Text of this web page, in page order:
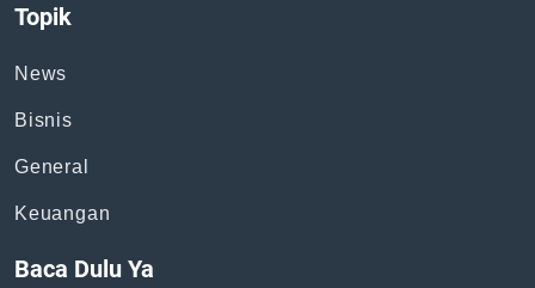
Topik
News
Bisnis
General
Keuangan
Baca Dulu Ya